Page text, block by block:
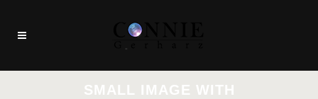
SMALL IMAGE WITH